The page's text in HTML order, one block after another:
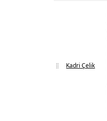
Kadri Çelik